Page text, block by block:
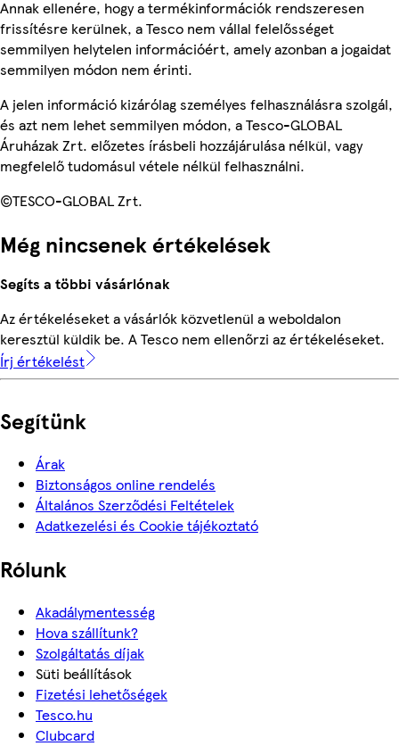
Annak ellenére, hogy a termékinformációk rendszeresen
frissítésre kerülnek, a Tesco nem vállal felelősséget
semmilyen helytelen információért, amely azonban a jogaidat
semmilyen módon nem érinti.
A jelen információ kizárólag személyes felhasználásra szolgál,
és azt nem lehet semmilyen módon, a Tesco-GLOBAL
Áruházak Zrt. előzetes írásbeli hozzájárulása nélkül, vagy
megfelelő tudomásul vétele nélkül felhasználni.
©TESCO-GLOBAL Zrt.
Még nincsenek értékelések
Segíts a többi vásárlónak
Az értékeléseket a vásárlók közvetlenül a weboldalon
keresztül küldik be. A Tesco nem ellenőrzi az értékeléseket.
Írj értékelést
Segítünk
Árak
Biztonságos online rendelés
Általános Szerződési Feltételek
Adatkezelési és Cookie tájékoztató
Rólunk
Akadálymentesség
Hova szállítunk?
Szolgáltatás díjak
Süti beállítások
Fizetési lehetőségek
Tesco.hu
Clubcard